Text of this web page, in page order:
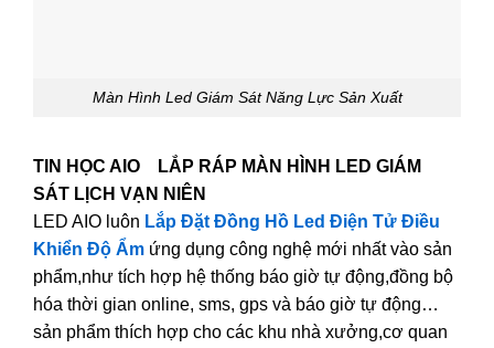
Màn Hình Led Giám Sát Năng Lực Sản Xuất
TIN HỌC AIO LẮP RÁP MÀN HÌNH LED GIÁM
SÁT LỊCH VẠN NIÊN
LED AIO luôn Lắp Đặt Đồng Hồ Led Điện Tử Điều
Khiển Độ Ẩm ứng dụng công nghệ mới nhất vào sản
phẩm,như tích hợp hệ thống báo giờ tự động,đồng bộ
hóa thời gian online, sms, gps và báo giờ tự động…
sản phẩm thích hợp cho các khu nhà xưởng,cơ quan